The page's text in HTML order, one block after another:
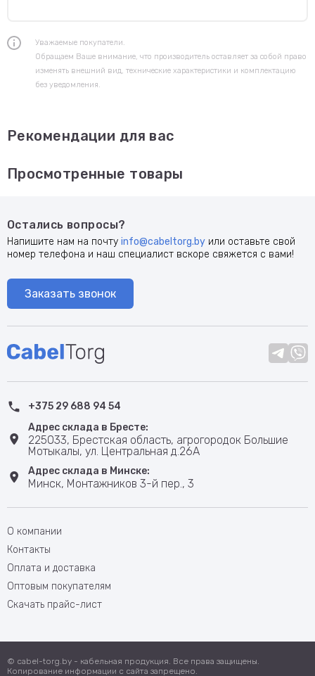
Уважаемые покупатели.
Обращаем Ваше внимание, что производитель оставляет за собой право
изменять внешний вид, технические характеристики и комплектацию
без уведомления.
Рекомендации для вас
Просмотренные товары
Остались вопросы?
Напишите нам на почту info@cabeltorg.by или оставьте свой
номер телефона и наш специалист вскоре свяжется с вами!
Заказать звонок
+375 29 688 94 54
Адрес склада в Бресте:
225033, Брестская область, агрогородок Большие
Мотыкалы, ул. Центральная д.26А
Адрес склада в Минске:
Минск, Монтажников 3-й пер., 3
О компании
Контакты
Оплата и доставка
Оптовым покупателям
Скачать прайс-лист
© cabel-torg.by - кабельная продукция. Все права защищены.
Копирование информации с сайта запрещено.